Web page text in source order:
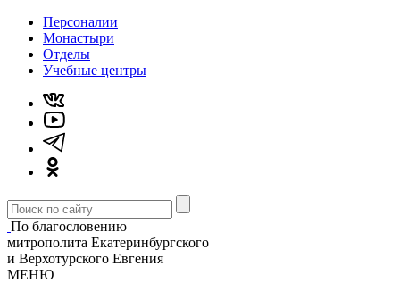
Персоналии
Монастыри
Отделы
Учебные центры
По благословению
митрополита Екатеринбургского
и Верхотурского Евгения
МЕНЮ